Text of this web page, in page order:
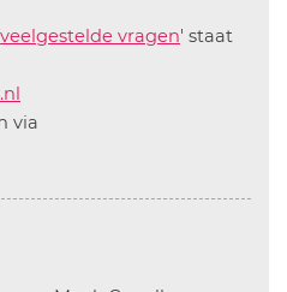
veelgestelde vragen' staat
via